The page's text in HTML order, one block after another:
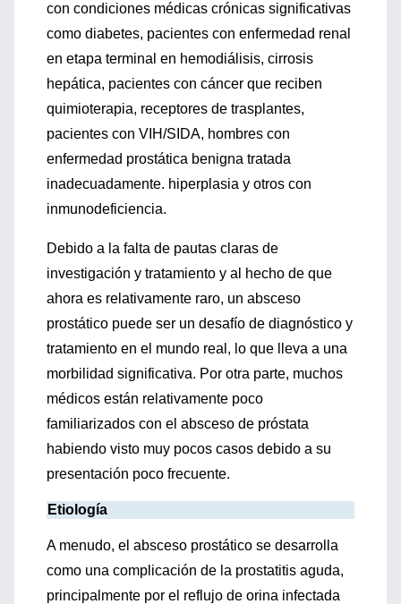
con condiciones médicas crónicas significativas
como diabetes, pacientes con enfermedad renal
en etapa terminal en hemodiálisis, cirrosis
hepática, pacientes con cáncer que reciben
quimioterapia, receptores de trasplantes,
pacientes con VIH/SIDA, hombres con
enfermedad prostática benigna tratada
inadecuadamente. hiperplasia y otros con
inmunodeficiencia.
Debido a la falta de pautas claras de
investigación y tratamiento y al hecho de que
ahora es relativamente raro, un absceso
prostático puede ser un desafío de diagnóstico y
tratamiento en el mundo real, lo que lleva a una
morbilidad significativa. Por otra parte, muchos
médicos están relativamente poco
familiarizados con el absceso de próstata
habiendo visto muy pocos casos debido a su
presentación poco frecuente.
Etiología
A menudo, el absceso prostático se desarrolla
como una complicación de la prostatitis aguda,
principalmente por el reflujo de orina infectada